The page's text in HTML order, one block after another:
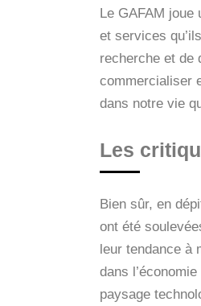
Le GAFAM joue
et services
recherche et de
commercialiser
dans notre vie
Les
Bien sûr, en
ont été
leur tendance à
dans
paysage